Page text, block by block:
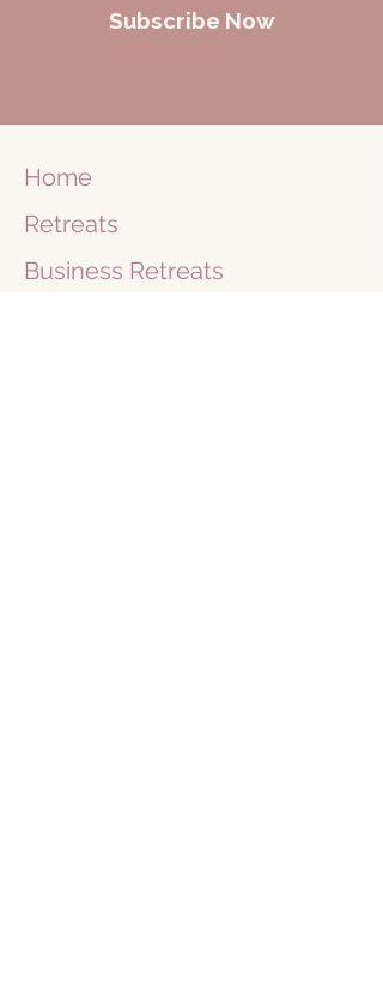
Subscribe Now
Home
Retreats
Business Retreats